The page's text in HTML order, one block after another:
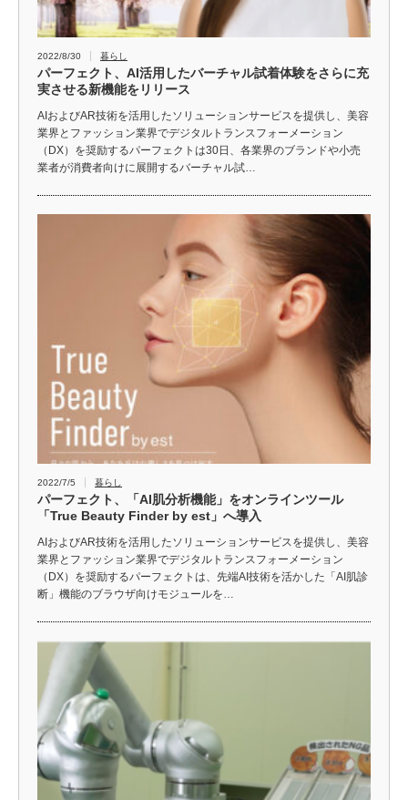
2022/8/30 暮らし
パーフェクト、AI活用したバーチャル試着体験をさらに充
実させる新機能をリリース
AIおよびAR技術を活用したソリューションサービスを提供し、美容
業界とファッション業界でデジタルトランスフォーメーション
（DX）を奨励するパーフェクトは30日、各業界のブランドや小売
業者が消費者向けに展開するバーチャル試…
2022/7/5 暮らし
パーフェクト、「AI肌分析機能」をオンラインツール
「True Beauty Finder by est」へ導入
AIおよびAR技術を活用したソリューションサービスを提供し、美容
業界とファッション業界でデジタルトランスフォーメーション
（DX）を奨励するパーフェクトは、先端AI技術を活かした「AI肌診
断」機能のブラウザ向けモジュールを…